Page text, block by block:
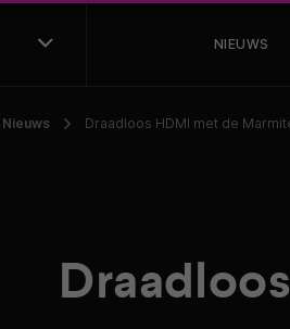
NIEUWS
Nieuws Draadloos HDMI met de